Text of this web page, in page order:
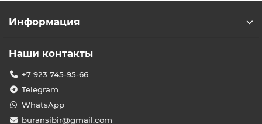
Информация
Наши контакты
+7 923 745-95-66
Telegram
WhatsApp
buransibir@gmail.com